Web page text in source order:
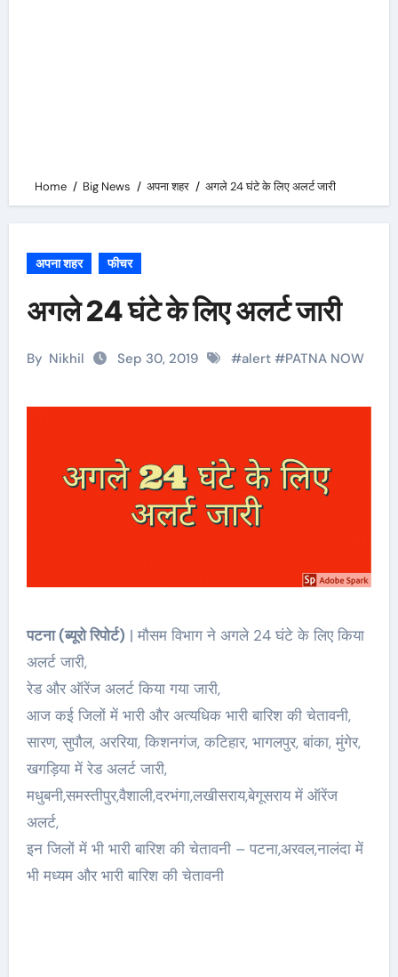
Home Big News अपना शहर अगले 24 घंटे के लिए अलर्ट जारी
अपना शहर फीचर
अगले 24 घंटे के लिए अलर्ट जारी
By Nikhil Sep 30, 2019 #alert #PATNA NOW
पटना (ब्यूरो रिपोर्ट) | मौसम विभाग ने अगले 24 घंटे के लिए किया
अलर्ट जारी,
रेड और ऑरेंज अलर्ट किया गया जारी,
आज कई जिलों में भारी और अत्यधिक भारी बारिश की चेतावनी,
सारण, सुपौल, अररिया, किशनगंज, कटिहार, भागलपुर, बांका, मुंगेर,
खगड़िया में रेड अलर्ट जारी,
मधुबनी,समस्तीपुर,वैशाली,दरभंगा,लखीसराय,बेगूसराय में ऑरेंज
अलर्ट,
इन जिलों में भी भारी बारिश की चेतावनी – पटना,अरवल,नालंदा में
भी मध्यम और भारी बारिश की चेतावनी